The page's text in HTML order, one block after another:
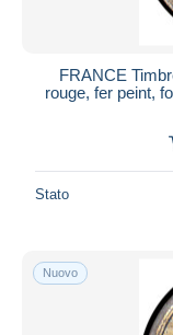
FRANCE
rouge, fer peint,
Stato
Nuovo